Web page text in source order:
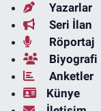
Yazarlar
Seri İlan
Röportaj
Biyografi
Anketler
Künye